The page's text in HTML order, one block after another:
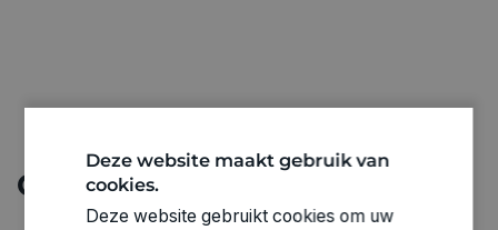
Ontdek meer
Deze website maakt gebruik van
cookies.
Deze website gebruikt cookies om uw